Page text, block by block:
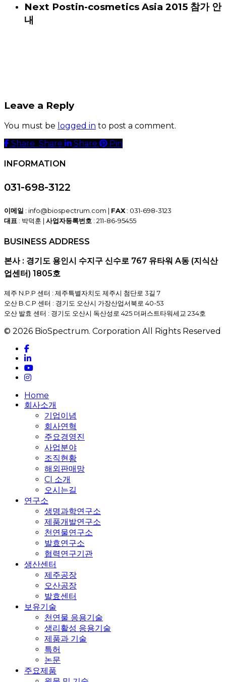
Next Postin-cosmetics Asia 2015 참가 안
내
Leave a Reply
You must be logged in to post a comment.
Share
Share Share Share Pin
INFORMATION
031-698-3122
이메일 : info@biospectrum.com | FAX: 031-698-3123
대표 : 박덕훈 | 사업자등록번호 : 211-86-95455
BUSINESS ADDRESS
본사 : 경기도 용인시 수지구 신수로 767 유타워 A동 (지식산
업센터) 1805호
제주 N.P.P 센터 : 제주특별자치도 제주시 첨단로 3길 7
오산 B.C.P 센터 : 경기도 오산시 가장산업서북로 40-53
오산 발효 센터 : 경기도 오산시 독산성로 425 더퍼스트타워세교 234호
© 2026 BioSpectrum. Corporation All Rights Reserved
facebook
linkedin
youtube
instagram
Close
Menu
Home
회사소개
기업이념
회사연혁
주요경영진
사업분야
조직현황
해외판매망
CI 소개
오시는길
연구소
생명과학연구소
제품개발연구소
천연물연구소
발효연구소
협력연구기관
생산센터
제주공장
오산공장
발효센터
보유기술
천연물 응용기술
생리활성 응용기술
제품과 기술
특허
논문
주요제품